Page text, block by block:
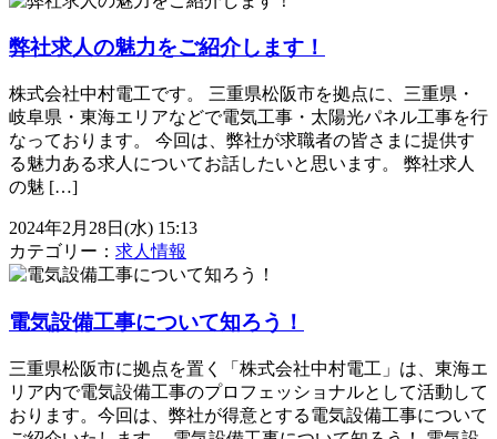
弊社求人の魅力をご紹介します！
株式会社中村電工です。 三重県松阪市を拠点に、三重県・
岐阜県・東海エリアなどで電気工事・太陽光パネル工事を行
なっております。 今回は、弊社が求職者の皆さまに提供す
る魅力ある求人についてお話したいと思います。 弊社求人
の魅 […]
2024年2月28日(水) 15:13
カテゴリー： 求人情報
電気設備工事について知ろう！
三重県松阪市に拠点を置く「株式会社中村電工」は、東海エ
リア内で電気設備工事のプロフェッショナルとして活動して
おります。今回は、弊社が得意とする電気設備工事について